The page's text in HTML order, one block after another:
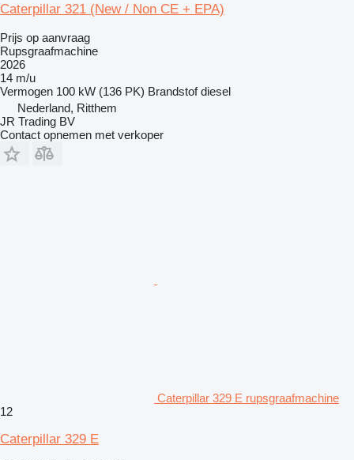
Caterpillar 321 (New / Non CE + EPA)
Prijs op aanvraag
Rupsgraafmachine
2026
14 m/u
Vermogen 100 kW (136 PK) Brandstof diesel
Nederland, Ritthem
JR Trading BV
Contact opnemen met verkoper
Caterpillar 329 E rupsgraafmachine
12
Caterpillar 329 E